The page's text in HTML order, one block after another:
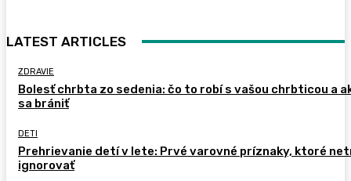
LATEST ARTICLES
ZDRAVIE
Bolesť chrbta zo sedenia: čo to robí s vašou chrbticou a
sa brániť
DETI
Prehrievanie detí v lete: Prvé varovné príznaky, ktoré
ignorovať